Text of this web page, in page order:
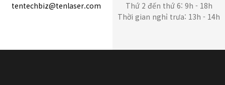
tentechbiz@tenlaser.com
Thứ 2 đến thứ 6: 9h - 18h
Thời gian nghỉ trưa: 13h - 14h